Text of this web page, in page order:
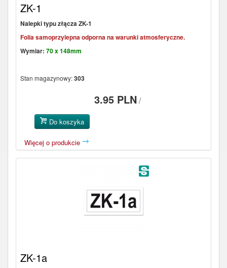
ZK-1
Nalepki typu złącza ZK-1
Folia samoprzylepna odporna na warunki atmosferyczne.
Wymiar:70 x 148mm
Stan magazynowy:303
3.95 PLN/
Do koszyka
Więcej o produkcie
ZK-1a